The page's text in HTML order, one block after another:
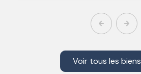
Voir tous les biens